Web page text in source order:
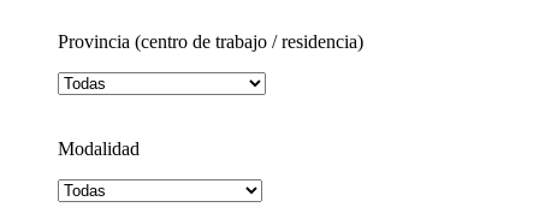
Provincia (centro de trabajo / residencia)
Modalidad